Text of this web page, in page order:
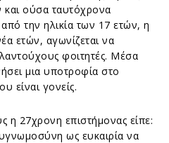
και ούσα ταυτόχρονα
την ηλικία των 17 ετών, η
ετών, αγωνίζεται να
φοιτητές. Μέσα
μια υποτροφία στο
είναι γονείς.
η 27χρονη επιστήμονας είπε:
ως ευκαιρία να